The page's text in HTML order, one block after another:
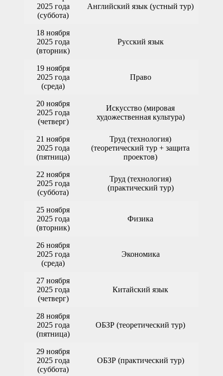
2025 года
(суббота)
Английский язык (устный тур)
18 ноября
2025 года
(вторник)
Русский язык
19 ноября
2025 года
(среда)
Право
20 ноября
2025 года
(четверг)
Искусство (мировая
художественная культура)
21 ноября
2025 года
(пятница)
Труд (технология)
(теоретический тур + защита
проектов)
22 ноября
2025 года
(суббота)
Труд (технология)
(практический тур)
25 ноября
2025 года
(вторник)
Физика
26 ноября
2025 года
(среда)
Экономика
27 ноября
2025 года
(четверг)
Китайский язык
28 ноября
2025 года
(пятница)
ОБЗР (теоретический тур)
29 ноября
2025 года
(суббота)
ОБЗР (практический тур)